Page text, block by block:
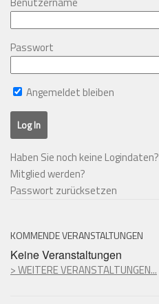
Passwort
Angemeldet bleiben
Haben Sie noch keine Logindaten?
Mitglied werden?
Passwort zurücksetzen
KOMMENDE VERANSTALTUNGEN
Keine Veranstaltungen
> WEITERE VERANSTALTUNGEN...